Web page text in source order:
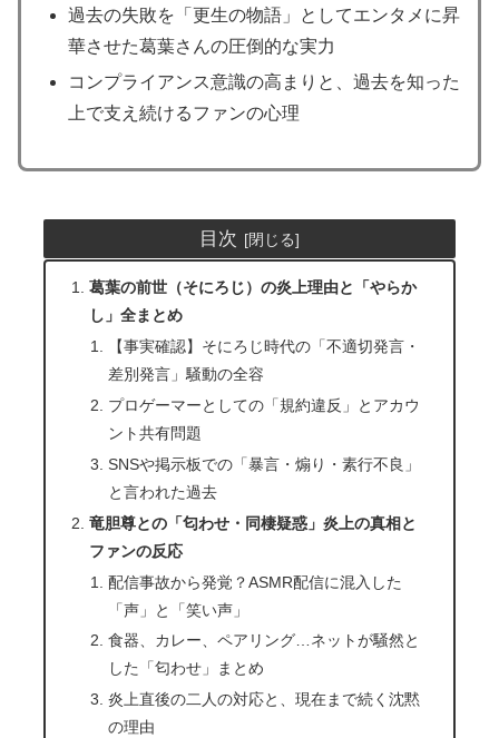
過去の失敗を「更生の物語」としてエンタメに昇
華させた葛葉さんの圧倒的な実力
コンプライアンス意識の高まりと、過去を知った
上で支え続けるファンの心理
目次
葛葉の前世（そにろじ）の炎上理由と「やらか
し」全まとめ
【事実確認】そにろじ時代の「不適切発言・
差別発言」騒動の全容
プロゲーマーとしての「規約違反」とアカウ
ント共有問題
SNSや掲示板での「暴言・煽り・素行不良」
と言われた過去
竜胆尊との「匂わせ・同棲疑惑」炎上の真相と
ファンの反応
配信事故から発覚？ASMR配信に混入した
「声」と「笑い声」
食器、カレー、ペアリング…ネットが騒然と
した「匂わせ」まとめ
炎上直後の二人の対応と、現在まで続く沈黙
の理由